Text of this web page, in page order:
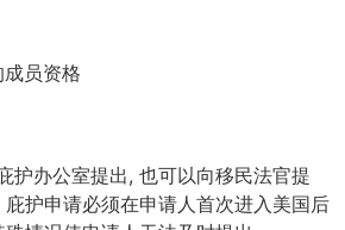
员资格
护办公室提出, 也可以向移民法官提
护申请必须在申请人首次进入美国后